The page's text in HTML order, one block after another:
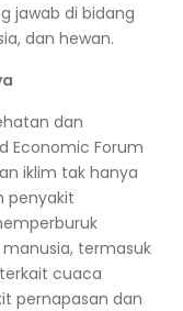
jawab di bidang
dan hewan.
dan
Economic Forum
iklim tak hanya
penyakit
termasuk
cuaca
pernapasan dan